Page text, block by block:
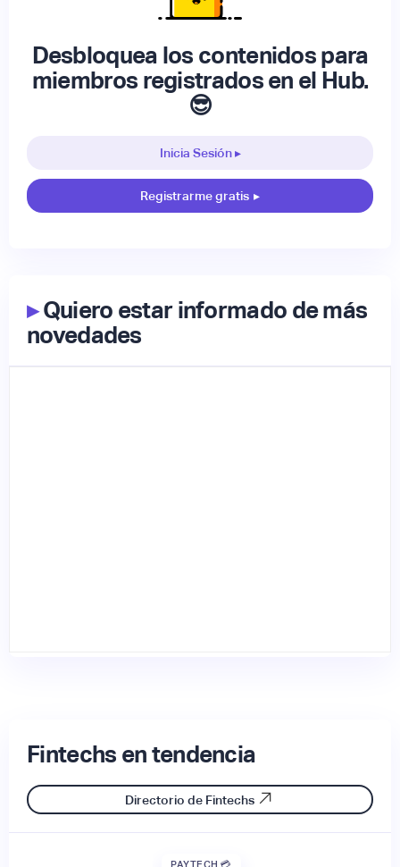
Desbloquea los contenidos para
miembros registrados en el Hub.
😎
Inicia Sesión ▸
Registrarme gratis ▸
▸Quiero estar informado de más
novedades
Fintechs en tendencia
Directorio de Fintechs
PAYTECH 💳